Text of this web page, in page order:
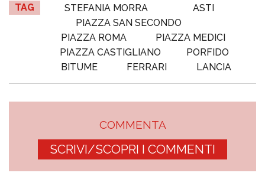
TAG STEFANIA MORRA
ASTI
PIAZZA SAN SECONDO
PIAZZA ROMA
PIAZZA MEDICI
PIAZZA CASTIGLIANO
PORFIDO
BITUME
FERRARI LANCIA
COMMENTA
SCRIVI/SCOPRI I COMMENTI